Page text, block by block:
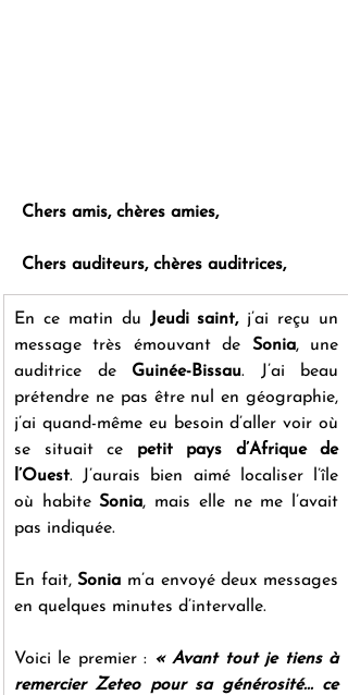
Chers amis, chères amies,
Chers auditeurs, chères auditrices,
En ce matin du Jeudi saint, j’ai reçu un
message très émouvant de Sonia, une
auditrice de Guinée-Bissau. J’ai beau
prétendre ne pas être nul en géographie,
j’ai quand-même eu besoin d’aller voir où
se situait ce petit pays d’Afrique de
l’Ouest. J’aurais bien aimé localiser l’île
où habite Sonia, mais elle ne me l’avait
pas indiquée.
En fait, Sonia m’a envoyé deux messages
en quelques minutes d’intervalle.
Voici le premier : « Avant tout je tiens à
remercier Zeteo pour sa générosité... ce